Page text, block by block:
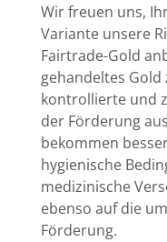
Wir freuen uns,
Variante unsere
Fairtrade-Gold
gehandeltes
kontrollierte und
der Förderung
bekommen
hygienische
medizinische
ebenso auf die
Förderung.